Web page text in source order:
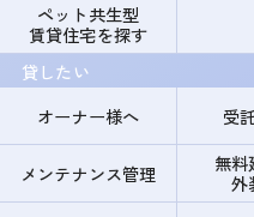
ペット共生型
賃貸住宅を探す
貸したい
オーナー様へ
受
メンテナンス管理
無料
外